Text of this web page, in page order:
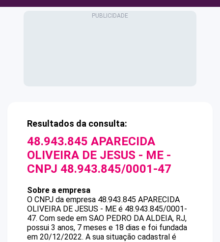
Resultados da consulta:
48.943.845 APARECIDA
OLIVEIRA DE JESUS - ME -
CNPJ 48.943.845/0001-47
Sobre a empresa
O CNPJ da empresa 48.943.845 APARECIDA
OLIVEIRA DE JESUS - ME é 48.943.845/0001-
47. Com sede em SAO PEDRO DA ALDEIA, RJ,
possui 3 anos, 7 meses e 18 dias e foi fundada
em 20/12/2022. A sua situação cadastral é